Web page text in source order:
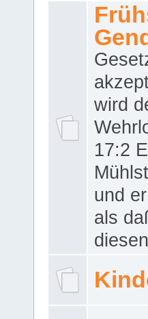
wird
17:2
und
als